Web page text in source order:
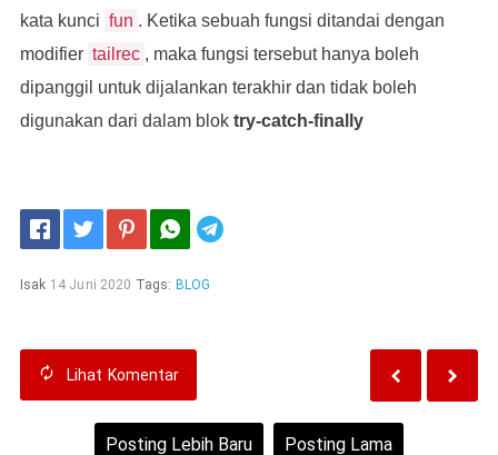
kata kunci fun . Ketika sebuah fungsi ditandai dengan
modifier tailrec , maka fungsi tersebut hanya boleh
dipanggil untuk dijalankan terakhir dan tidak boleh
digunakan dari dalam blok try-catch-finally
Isak 14 Juni 2020 Tags: BLOG
Lihat Komentar
Posting Lebih Baru Posting Lama